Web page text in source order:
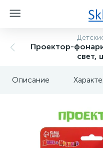
Проектор-
свет,
Описание